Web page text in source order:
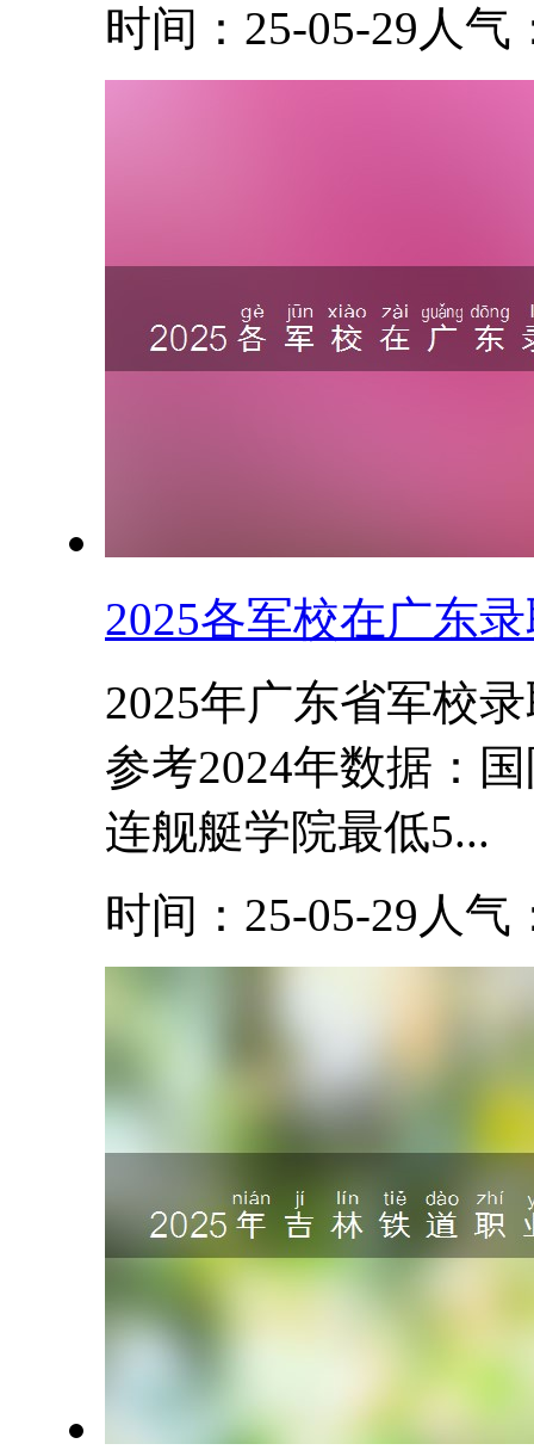
时间：25-05-29 人气
2025各军校在广东
‌2025年广东省军校
参考2024年数据：
连舰艇学院最低5...
时间：25-05-29 人气